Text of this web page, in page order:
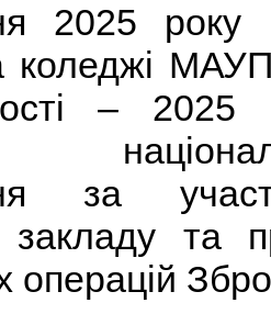
2025 року
коледжі
– 2025
за
закладу та
операцій